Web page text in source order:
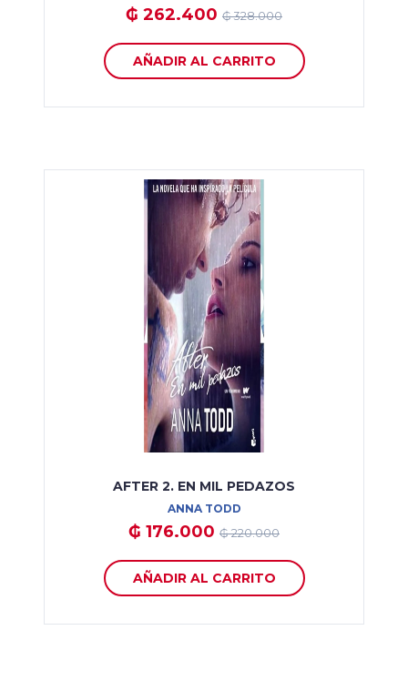
₲ 262.400 ₲ 328.000
AÑADIR AL CARRITO
AFTER 2. EN MIL PEDAZOS
ANNA TODD
₲ 176.000 ₲ 220.000
AÑADIR AL CARRITO